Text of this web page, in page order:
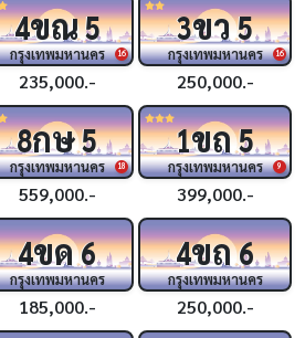
16
4ขณ5
กรุงเทพมหานคร
235,000.-
16
3ขว5
กรุงเทพมหานคร
250,000.-
18
8กษ5
กรุงเทพมหานคร
559,000.-
9
1ขถ5
กรุงเทพมหานคร
399,000.-
4ขด6
กรุงเทพมหานคร
185,000.-
4ขถ6
กรุงเทพมหานคร
250,000.-